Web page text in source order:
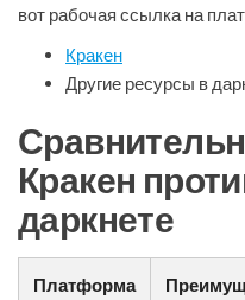
вот рабочая ссылка на
Кракен
Другие ресурсы в
Кракен
даркнете
Платформа